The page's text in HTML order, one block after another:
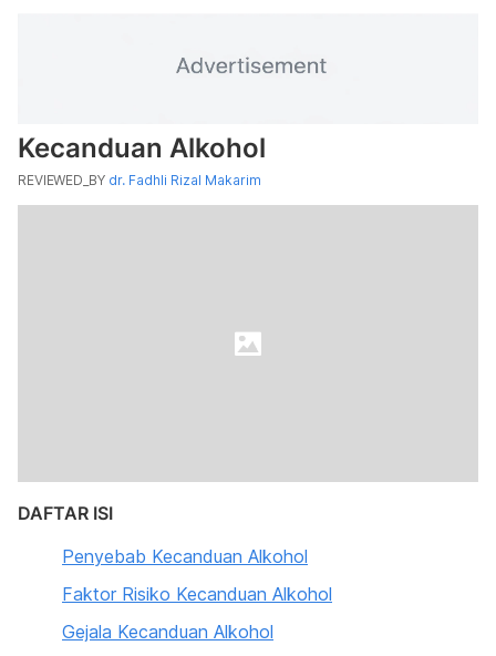
Kecanduan Alkohol
REVIEWED_BY dr. Fadhli Rizal Makarim
DAFTAR ISI
Penyebab Kecanduan Alkohol
Faktor Risiko Kecanduan Alkohol
Gejala Kecanduan Alkohol